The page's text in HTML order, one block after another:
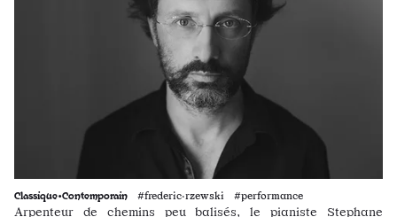
Classique•Contemporain #frederic·rzewski #performance
Arpenteur de chemins peu balisés, le pianiste Stephane